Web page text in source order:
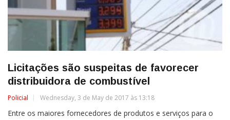
Licitações são suspeitas de favorecer
distribuidora de combustível
Policial Wednesday, 3 de May de 2017 às 13:18
Entre os maiores fornecedores de produtos e serviços para o